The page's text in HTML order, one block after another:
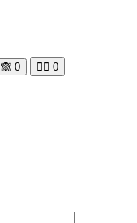
🙈 0 🧘‍♀️ 0